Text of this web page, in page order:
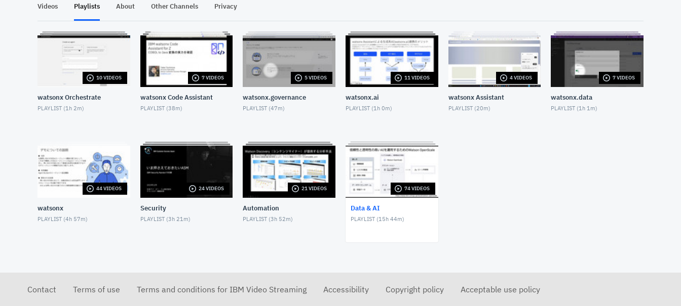
CP4D「Watson Knowledge
Catalog」を利用したエンター
プライズ・データガバナン
ス (動画2：データ資産の登録)
NOVEMBER 10, 2021
CP4D「Watson Knowledge
Catalog」を利用したエンター
ス (動画3：ガバナンス成果物の
登録)
Videos Playlists About Other Channels Privacy
10 VIDEOS
watsonx Orchestrate
PLAYLIST (1h 2m)
7 VIDEOS
watsonx Code Assistant
PLAYLIST (38m)
5 VIDEOS
watsonx.governance
PLAYLIST (47m)
11 VIDEOS
watsonx.ai
PLAYLIST (1h 0m)
4 VIDEOS
watsonx Assistant
PLAYLIST (20m)
7 VIDEOS
watsonx.data
PLAYLIST (1h 1m)
44 VIDEOS
watsonx
PLAYLIST (4h 57m)
24 VIDEOS
Security
PLAYLIST (3h 21m)
21 VIDEOS
Automation
PLAYLIST (3h 52m)
74 VIDEOS
Data & AI
PLAYLIST (15h 44m)
Contact Terms of use Terms and conditions for IBM Video Streaming Accessibility Copyright policy Acceptable use policy